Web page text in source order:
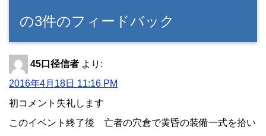
の3件のフィードバック
45口径信者 より:
2016年4月18日 11:16 PM
初コメント失礼します
このイベント終了後 亡者の穴倉で黄昏の装備一式を拾い